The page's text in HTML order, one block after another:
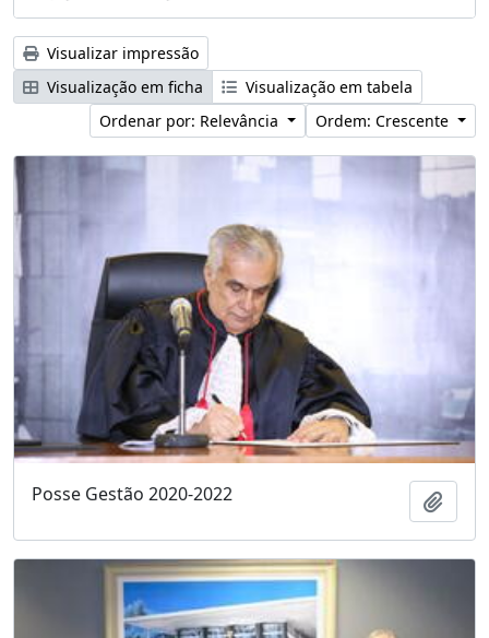
Visualizar impressão
Visualização em ficha
Visualização em tabela
Ordenar por: Relevância
Ordem: Crescente
Posse Gestão 2020-2022